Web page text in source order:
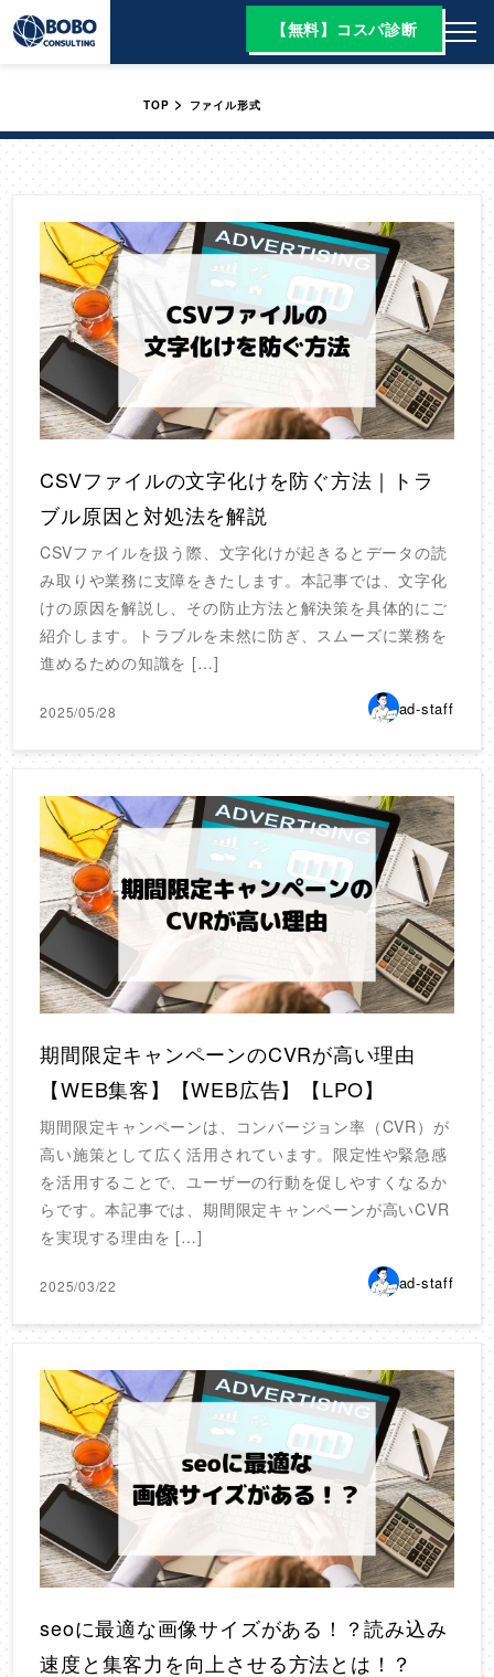
【無料】コスパ診断
TOP > ファイル形式
CSVファイルの文字化けを防ぐ方法｜トラ
ブル原因と対処法を解説
CSVファイルを扱う際、文字化けが起きるとデータの読
み取りや業務に支障をきたします。本記事では、文字化
けの原因を解説し、その防止方法と解決策を具体的にご
紹介します。トラブルを未然に防ぎ、スムーズに業務を
進めるための知識を […]
2025/05/28 ad-staff
期間限定キャンペーンのCVRが高い理由
【WEB集客】【WEB広告】【LPO】
期間限定キャンペーンは、コンバージョン率（CVR）が
高い施策として広く活用されています。限定性や緊急感
を活用することで、ユーザーの行動を促しやすくなるか
らです。本記事では、期間限定キャンペーンが高いCVR
を実現する理由を […]
2025/03/22 ad-staff
seoに最適な画像サイズがある！？読み込み
速度と集客力を向上させる方法とは！？